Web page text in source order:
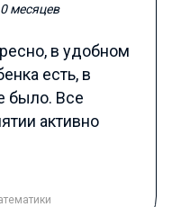
месяцев
в удобном
есть, в
было. Все
активно